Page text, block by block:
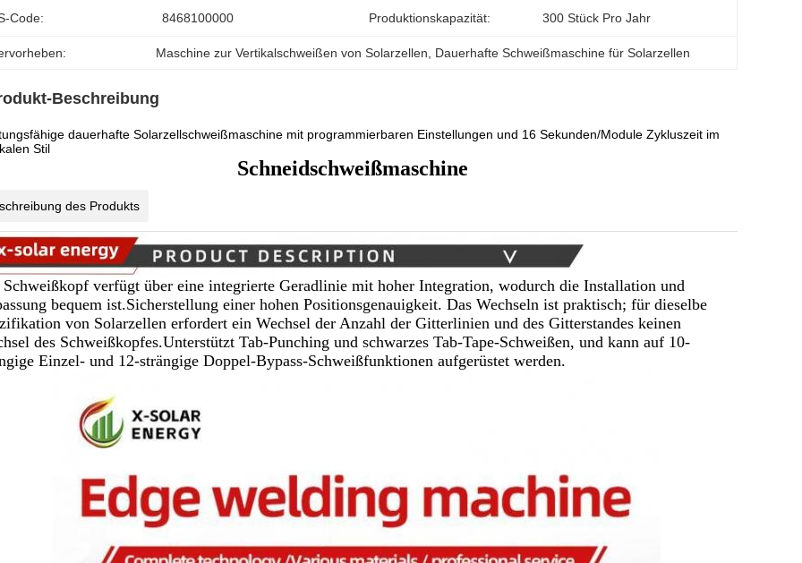
Code: 8468100000 Produktionskapazität: 300 Stück Pro Jahr
Maschine zur Vertikalschweißen von Solarzellen Dauerhafte Schweißmaschine für Solarzellen
Beschreibung
dauerhafte Solarzellschweißmaschine mit programmierbaren Einstellungen und 16 Sekunden/Module Zykluszeit im
Stil
Schneidschweißmaschine
des Produkts
verfügt über eine integrierte Geradlinie mit hoher Integration, wodurch die Installation und
bequem ist.Sicherstellung einer hohen Positionsgenauigkeit. Das Wechseln ist praktisch; für dieselbe
von Solarzellen erfordert ein Wechsel der Anzahl der Gitterlinien und des Gitterstandes keinen
des Schweißkopfes.Unterstützt Tab-Punching und schwarzes Tab-Tape-Schweißen, und kann auf 10-
Einzel- und 12-strängige Doppel-Bypass-Schweißfunktionen aufgerüstet werden.